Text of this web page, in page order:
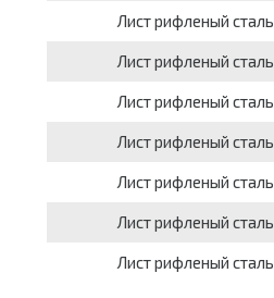
Лист рифленый
Лист рифленый
Лист рифленый
Лист рифленый
Лист рифленый
Лист рифленый
Лист рифленый